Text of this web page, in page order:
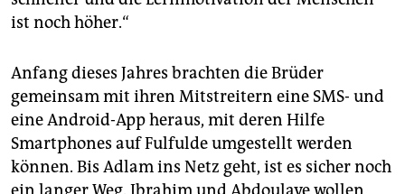
ist noch höher.“
Anfang dieses Jahres brachten die Brüder
gemeinsam mit ihren Mitstreitern eine SMS- und
eine Android-App heraus, mit deren Hilfe
Smartphones auf Fulfulde umgestellt werden
können. Bis Adlam ins Netz geht, ist es sicher noch